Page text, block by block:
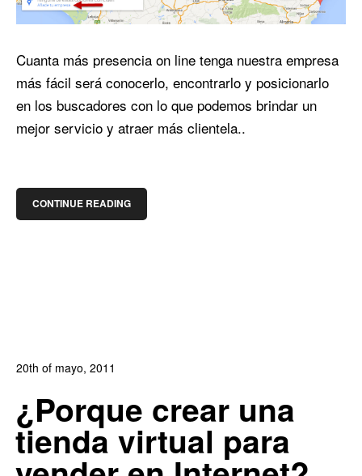
Cuanta más presencia on line tenga nuestra empresa
más fácil será conocerlo, encontrarlo y posicionarlo
en los buscadores con lo que podemos brindar un
mejor servicio y atraer más clientela..
CONTINUE READING
20th of mayo, 2011
Revista DobleClic
0
2
¿Porque crear una
tienda virtual para